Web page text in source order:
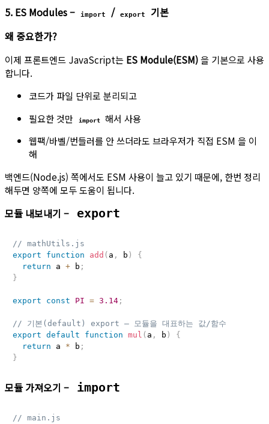
5. ES Modules – import / export
기본
왜 중요한가?
이제 프론트엔드 JavaScript는 ES Module(ESM)을 기본으로 사용
합니다.
코드가 파일 단위로 분리되고
필요한 것만
import
해서 사용
웹팩/바벨/번들러를 안 쓰더라도 브라우저가 직접 ESM 을 이
해
백엔드(Node.js) 쪽에서도 ESM 사용이 늘고 있기 때문에, 한번 정리
해두면 양쪽에 모두 도움이 됩니다.
모듈 내보내기 – export
// mathUtils.js
export
function add ( a , b )
{
return a + b ;
}
export const PI = 3.14;
// 기본(default) export – 모듈을 대표하는 값/함수
export default function mul ( a , b )
{
return a * b ;
}
모듈 가져오기 – import
// main.js